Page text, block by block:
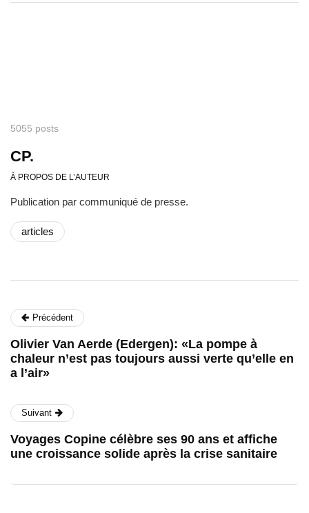
5055 posts
CP.
À PROPOS DE L’AUTEUR
Publication par communiqué de presse.
articles
Précédent
Olivier Van Aerde (Edergen): «La pompe à
chaleur n’est pas toujours aussi verte qu’elle en
a l’air»
Suivant
Voyages Copine célèbre ses 90 ans et affiche
une croissance solide après la crise sanitaire